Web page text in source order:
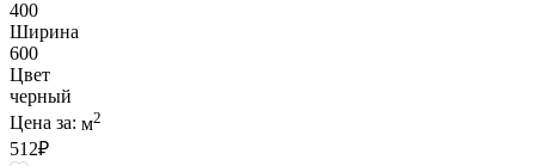
400
Ширина
600
Цвет
черный
Цена за: м2
512₽